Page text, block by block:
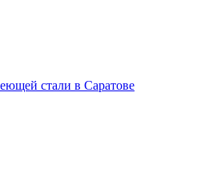
стали в Саратове